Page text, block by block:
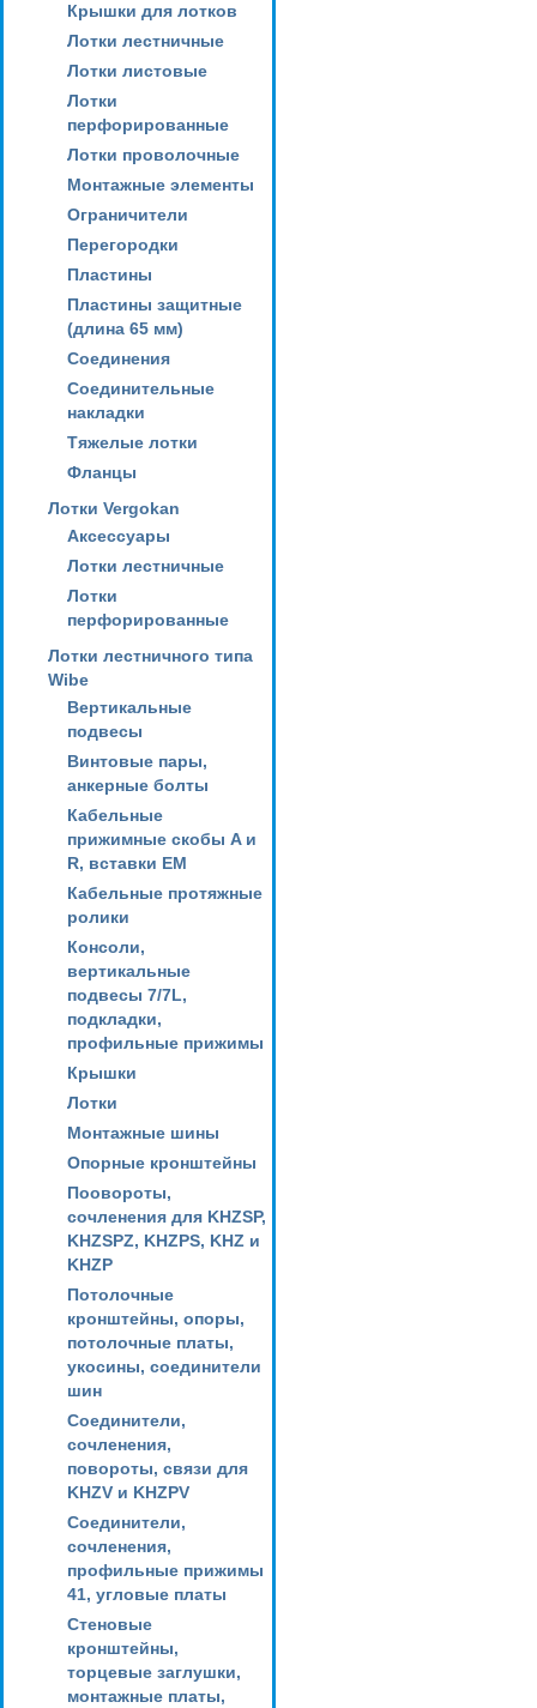
Крышки для лотков
Лотки лестничные
Лотки листовые
Лотки
перфорированные
Лотки проволочные
Монтажные элементы
Ограничители
Перегородки
Пластины
Пластины защитные
(длина 65 мм)
Соединения
Соединительные
накладки
Тяжелые лотки
Фланцы
Лотки Vergokan
Аксессуары
Лотки лестничные
Лотки
перфорированные
Лотки лестничного типа
Wibe
Вертикальные
подвесы
Винтовые пары,
анкерные болты
Кабельные
прижимные скобы A и
R, вставки EM
Кабельные протяжные
ролики
Консоли,
вертикальные
подвесы 7/7L,
подкладки,
профильные прижимы
Крышки
Лотки
Монтажные шины
Опорные кронштейны
Поовороты,
сочленения для KHZSP,
KHZSPZ, KHZPS, KHZ и
KHZP
Потолочные
кронштейны, опоры,
потолочные платы,
укосины, соединители
шин
Соединители,
сочленения,
повороты, связи для
KHZV и KHZPV
Соединители,
сочленения,
профильные прижимы
41, угловые платы
Стеновые
кронштейны,
торцевые заглушки,
монтажные платы,